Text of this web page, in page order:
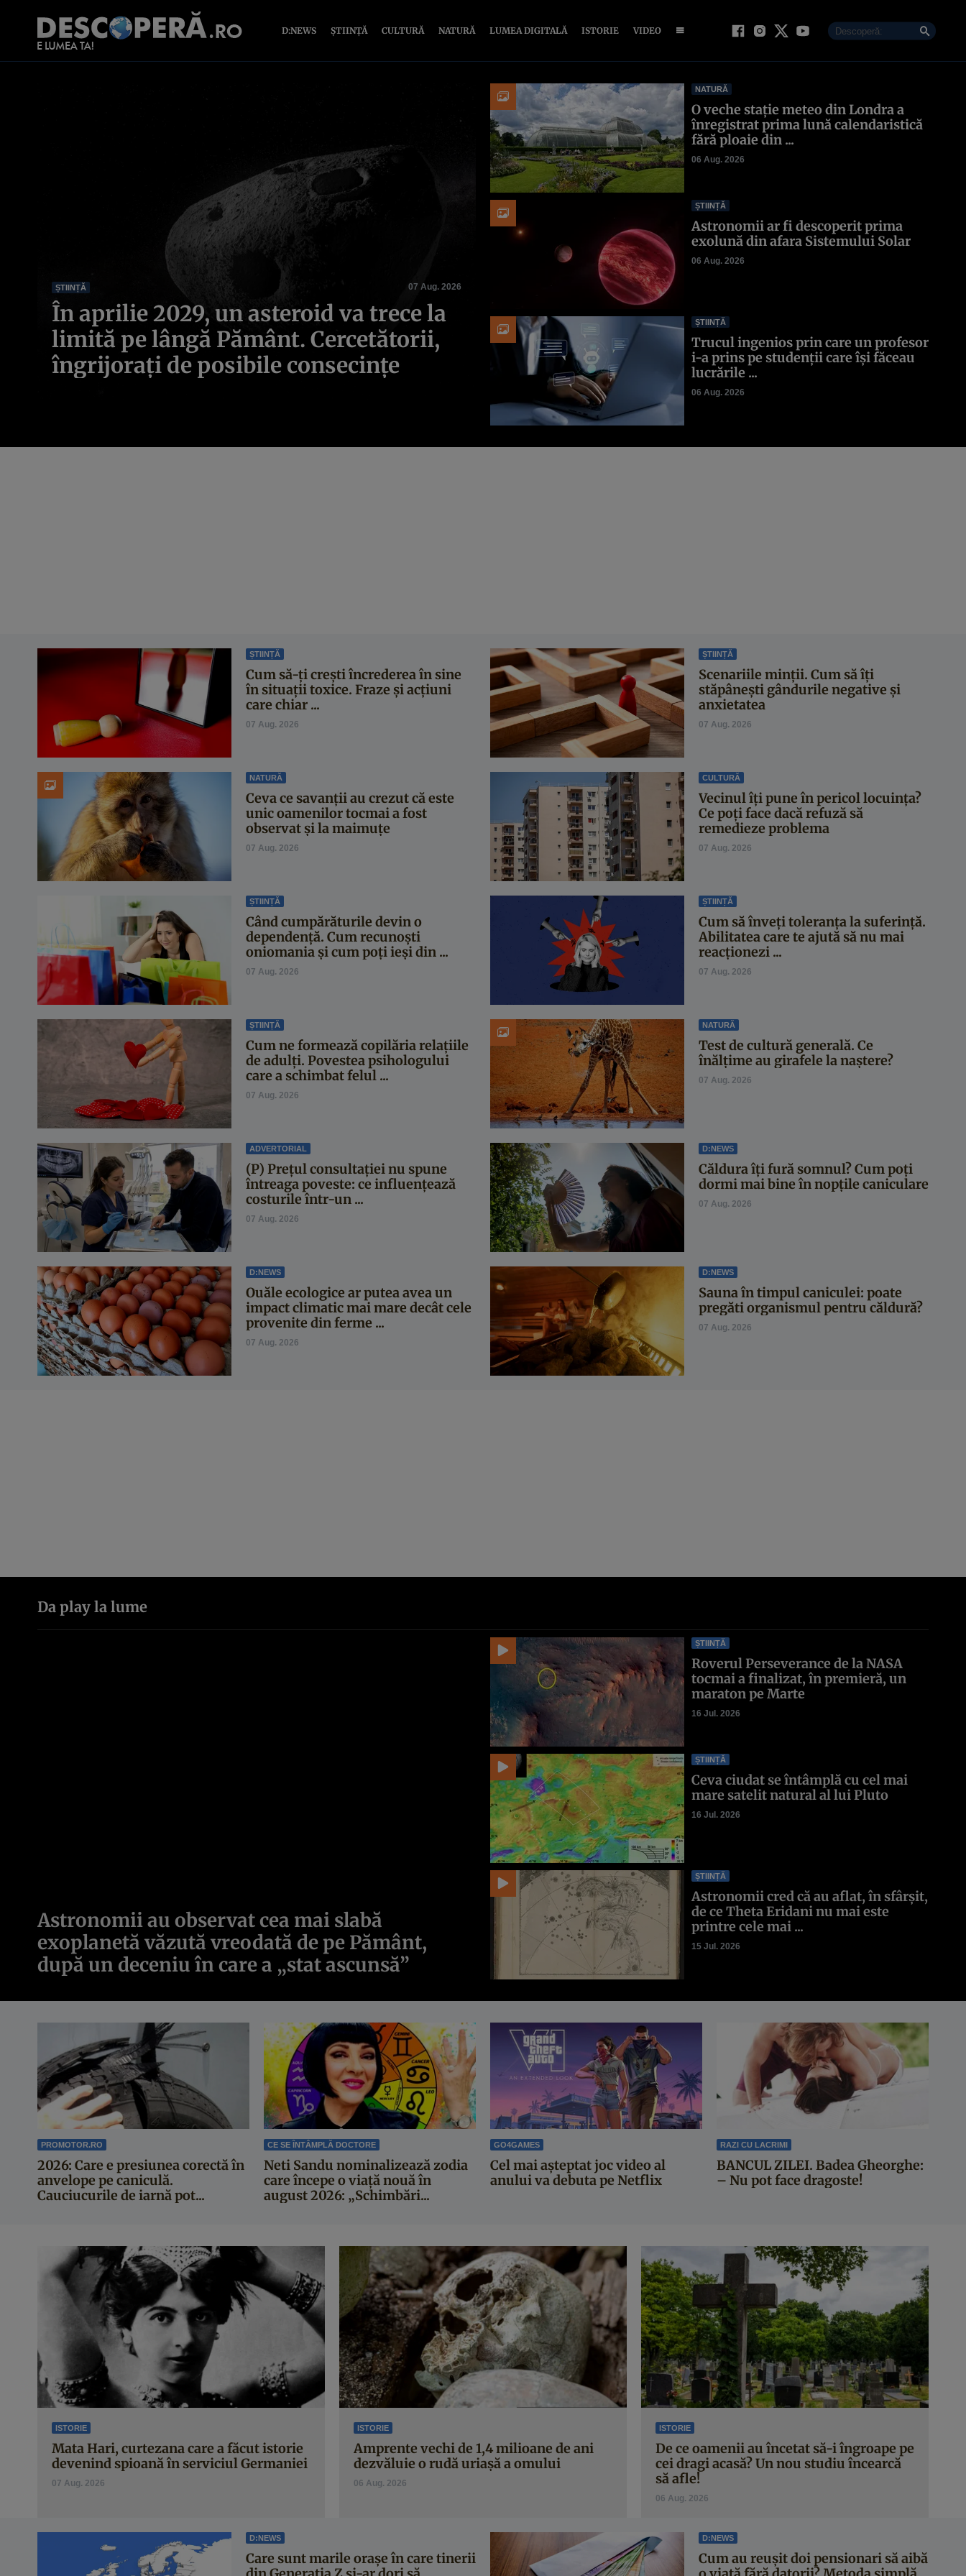
D:NEWS ȘTIINȚĂ CULTURĂ NATURĂ LUMEA DIGITALĂ ISTORIE VIDEO
ȘTIINȚĂ 07 Aug. 2026
În aprilie 2029, un asteroid va trece la
limită pe lângă Pământ. Cercetătorii,
îngrijorați de posibile consecințe
NATURĂ
O veche stație meteo din Londra a
înregistrat prima lună calendaristică
fără ploaie din ...
06 Aug. 2026
ȘTIINȚĂ
Astronomii ar fi descoperit prima
exolună din afara Sistemului Solar
06 Aug. 2026
ȘTIINȚĂ
Trucul ingenios prin care un profesor
i-a prins pe studenții care își făceau
lucrările ...
06 Aug. 2026
ȘTIINȚĂ
Cum să-ți crești încrederea în sine
în situații toxice. Fraze și acțiuni
care chiar ...
07 Aug. 2026
ȘTIINȚĂ
Scenariile minții. Cum să îți
stăpânești gândurile negative și
anxietatea
07 Aug. 2026
NATURĂ
Ceva ce savanții au crezut că este
unic oamenilor tocmai a fost
observat și la maimuțe
07 Aug. 2026
CULTURĂ
Vecinul îți pune în pericol locuința?
Ce poți face dacă refuză să
remedieze problema
07 Aug. 2026
ȘTIINȚĂ
Când cumpărăturile devin o
dependență. Cum recunoști
oniomania și cum poți ieși din ...
07 Aug. 2026
ȘTIINȚĂ
Cum să înveți toleranța la suferință.
Abilitatea care te ajută să nu mai
reacționezi ...
07 Aug. 2026
ȘTIINȚĂ
Cum ne formează copilăria relațiile
de adulți. Povestea psihologului
care a schimbat felul ...
07 Aug. 2026
NATURĂ
Test de cultură generală. Ce
înălțime au girafele la naștere?
07 Aug. 2026
ADVERTORIAL
(P) Prețul consultației nu spune
întreaga poveste: ce influențează
costurile într-un ...
07 Aug. 2026
D:NEWS
Căldura îți fură somnul? Cum poți
dormi mai bine în nopțile caniculare
07 Aug. 2026
D:NEWS
Ouăle ecologice ar putea avea un
impact climatic mai mare decât cele
provenite din ferme ...
07 Aug. 2026
D:NEWS
Sauna în timpul caniculei: poate
pregăti organismul pentru căldură?
07 Aug. 2026
Da play la lume
Astronomii au observat cea mai slabă
exoplanetă văzută vreodată de pe Pământ,
după un deceniu în care a „stat ascunsă”
ȘTIINȚĂ
Roverul Perseverance de la NASA
tocmai a finalizat, în premieră, un
maraton pe Marte
16 Jul. 2026
ȘTIINȚĂ
Ceva ciudat se întâmplă cu cel mai
mare satelit natural al lui Pluto
16 Jul. 2026
ȘTIINȚĂ
Astronomii cred că au aflat, în sfârșit,
de ce Theta Eridani nu mai este
printre cele mai ...
15 Jul. 2026
PROMOTOR.RO
2026: Care e presiunea corectă în
anvelope pe caniculă.
Cauciucurile de iarnă pot...
CE SE ÎNTÂMPLĂ DOCTORE
Neti Sandu nominalizează zodia
care începe o viață nouă în
august 2026: „Schimbări...
GO4GAMES
Cel mai așteptat joc video al
anului va debuta pe Netflix
RAZI CU LACRIMI
BANCUL ZILEI. Badea Gheorghe:
– Nu pot face dragoste!
ISTORIE
Mata Hari, curtezana care a făcut istorie
devenind spioană în serviciul Germaniei
07 Aug. 2026
ISTORIE
Amprente vechi de 1,4 milioane de ani
dezvăluie o rudă uriașă a omului
06 Aug. 2026
ISTORIE
De ce oamenii au încetat să-i îngroape pe
cei dragi acasă? Un nou studiu încearcă
să afle!
06 Aug. 2026
D:NEWS
Care sunt marile orașe în care tinerii
D:NEWS
Cum au reușit doi pensionari să aibă